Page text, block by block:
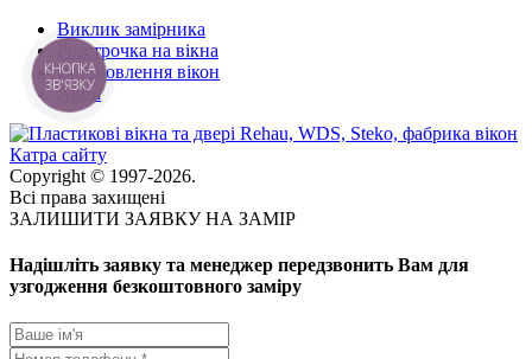
Виклик замірника
Розстрочка на вікна
Встановлення вікон
Акції
Катра сайту
Copyright © 1997-2026.
Всі права захищені
ЗАЛИШИТИ ЗАЯВКУ НА ЗАМІР
Надішліть заявку та менеджер передзвонить Вам для
узгодження безкоштовного заміру
КНОПКА
ЗВ'ЯЗКУ